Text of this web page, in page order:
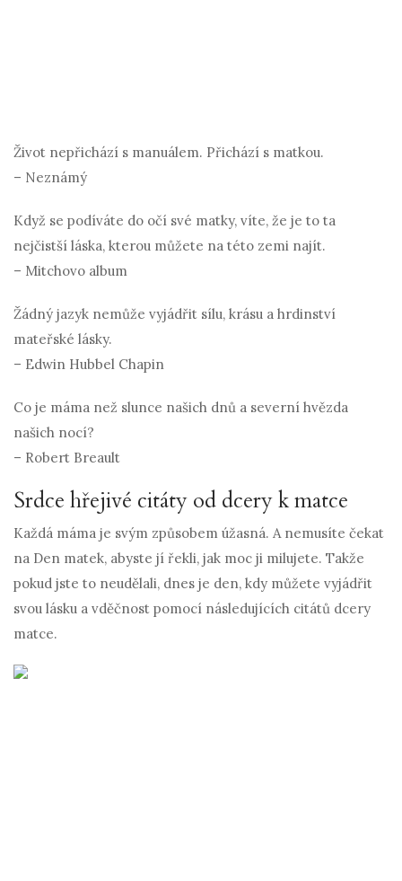
Život nepřichází s manuálem. Přichází s matkou.
– Neznámý
Když se podíváte do očí své matky, víte, že je to ta
nejčistší láska, kterou můžete na této zemi najít.
– Mitchovo album
Žádný jazyk nemůže vyjádřit sílu, krásu a hrdinství
mateřské lásky.
– Edwin Hubbel Chapin
Co je máma než slunce našich dnů a severní hvězda
našich nocí?
– Robert Breault
Srdce hřejivé citáty od dcery k matce
Každá máma je svým způsobem úžasná. A nemusíte čekat
na Den matek, abyste jí řekli, jak moc ji milujete. Takže
pokud jste to neudělali, dnes je den, kdy můžete vyjádřit
svou lásku a vděčnost pomocí následujících citátů dcery
matce.